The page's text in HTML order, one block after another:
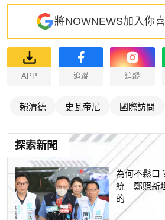
將NOWNEWS加入你
APP 追蹤 追蹤
賴清德 史瓦帝尼 國際訪問
探索新聞
為何不鬆口
統 鄭照新
的